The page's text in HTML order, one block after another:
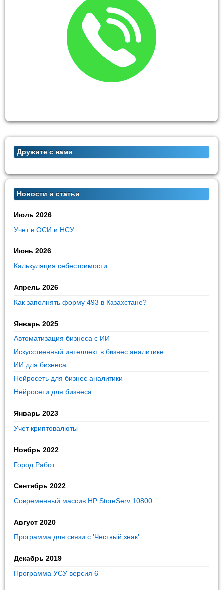
Дружите с нами
Новости и статьи
Июль 2026
Учет в ОСИ и НСУ
Июнь 2026
Калькуляция себестоимости
Апрель 2026
Как заполнять форму 493 в Казахстане?
Январь 2025
Автоматизация бизнеса с ИИ
Искусственный интеллект в бизнес аналитике
ИИ для бизнеса
Нейросеть для бизнес аналитики
Нейросети для бизнеса
Январь 2023
Учет криптовалюты
Ноябрь 2022
Город Работ
Сентябрь 2022
Современный массив HP StoreServ 10800
Август 2020
Программа для связи с 'Честный знак'
Декабрь 2019
Программа УСУ версия 6